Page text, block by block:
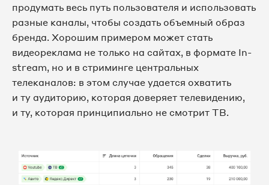
продумать весь путь пользователя и использовать
разные каналы, чтобы создать объемный образ
бренда. Хорошим примером может стать
видеореклама не только на сайтах, в формате In-
stream, но и в стриминге центральных
телеканалов: в этом случае удается охватить
и ту аудиторию, которая доверяет телевидению,
и ту, которая принципиально не смотрит ТВ.